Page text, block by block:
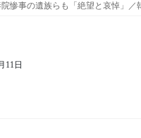
惨事の遺族らも「絶望と哀悼」
11日